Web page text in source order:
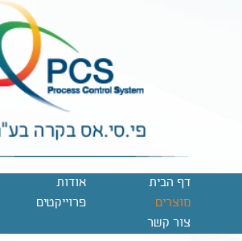
דף הבית אודות
מוצרים
פרוייקטים
צור קשר